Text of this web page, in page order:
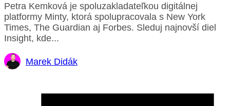
Petra Kemková je spoluzakladateľkou digitálnej
platformy Minty, ktorá spolupracovala s New York
Times, The Guardian aj Forbes. Sleduj najnovší diel
Insight, kde...
Marek Didák